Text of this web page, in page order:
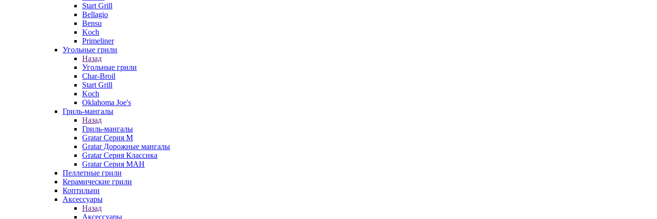
Start Grill
Bellagio
Bensu
Koch
Primeliner
Угольные грили
Назад
Угольные грили
Char-Broil
Start Grill
Koch
Oklahoma Joe's
Гриль-мангалы
Назад
Гриль-мангалы
Gratar Серия M
Gratar Дорожные мангалы
Gratar Серия Классика
Gratar Серия МАН
Пеллетные грили
Керамические грили
Коптильни
Аксессуары
Назад
Аксессуары